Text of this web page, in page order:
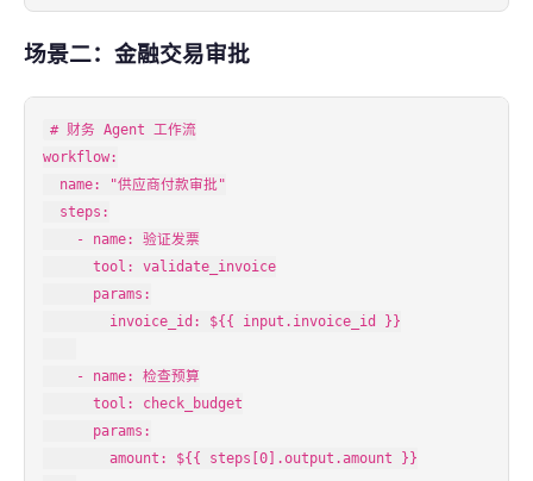
场景二：金融交易审批
# 财务 Agent 工作流
workflow:
  name: "供应商付款审批"
  steps:
    - name: 验证发票
      tool: validate_invoice
      params:
        invoice_id: ${{ input.invoice_id }}
    - name: 检查预算
      tool: check_budget
      params:
        amount: ${{ steps[0].output.amount }}